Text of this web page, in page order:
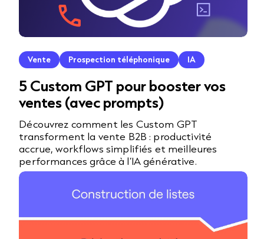
Vente Prospection téléphonique IA
5 Custom GPT pour booster vos
ventes (avec prompts)
Découvrez comment les Custom GPT
transforment la vente B2B : productivité
accrue, workflows simplifiés et meilleures
performances grâce à l’IA générative.